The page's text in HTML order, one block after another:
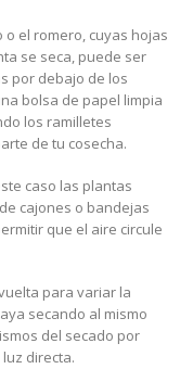
o el romero, cuyas hojas
se seca, puede ser
por debajo de los
bolsa de papel limpia
los ramilletes
de tu cosecha.
caso las plantas
cajones o bandejas
que el aire circule
para variar la
secando al mismo
del secado por
directa.